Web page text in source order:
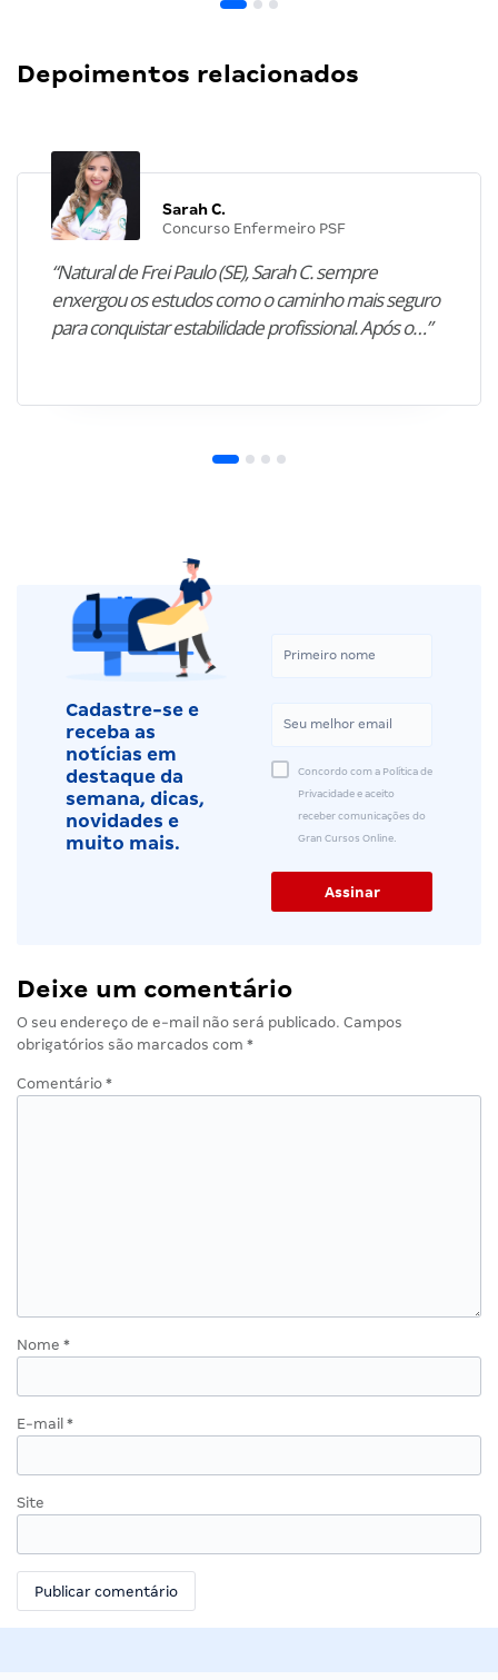
Depoimentos relacionados
Sarah C.
Concurso Enfermeiro PSF
“Natural de Frei Paulo (SE), Sarah C. sempre
enxergou os estudos como o caminho mais seguro
para conquistar estabilidade profissional. Após o…”
Cadastre-se e
receba as
notícias em
destaque da
semana, dicas,
novidades e
muito mais.
Concordo com a Política de
Privacidade e aceito
receber comunicações do
Gran Cursos Online.
Deixe um comentário
O seu endereço de e-mail não será publicado. Campos
obrigatórios são marcados com *
Comentário *
Nome *
E-mail *
Site